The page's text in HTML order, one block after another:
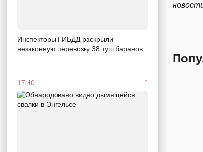
Инспекторы ГИБДД раскрыли
незаконную перевозку 38 туш баранов
17:40